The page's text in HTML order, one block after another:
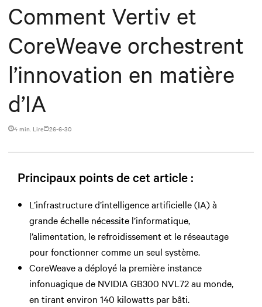
Comment Vertiv et
CoreWeave orchestrent
l’innovation en matière
d’IA
4 min. Lire 26-6-30
Principaux points de cet article :
L’infrastructure d’intelligence artificielle (IA) à
grande échelle nécessite l’informatique,
l’alimentation, le refroidissement et le réseautage
pour fonctionner comme un seul système.
CoreWeave a déployé la première instance
infonuagique de NVIDIA GB300 NVL72 au monde,
en tirant environ 140 kilowatts par bâti.